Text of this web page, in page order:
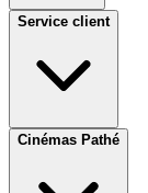
Service client
Cinémas Pathé